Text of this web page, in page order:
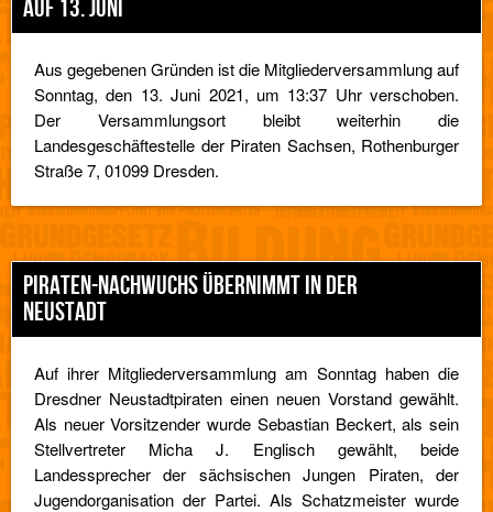
AUF 13. JUNI
Aus gegebenen Gründen ist die Mitgliederversammlung auf
Sonntag, den 13. Juni 2021, um 13:37 Uhr verschoben.
Der Versammlungsort bleibt weiterhin die
Landesgeschäftestelle der Piraten Sachsen, Rothenburger
Straße 7, 01099 Dresden.
PIRATEN-NACHWUCHS ÜBERNIMMT IN DER
NEUSTADT
Auf ihrer Mitgliederversammlung am Sonntag haben die
Dresdner Neustadtpiraten einen neuen Vorstand gewählt.
Als neuer Vorsitzender wurde Sebastian Beckert, als sein
Stellvertreter Micha J. Englisch gewählt, beide
Landessprecher der sächsischen Jungen Piraten, der
Jugendorganisation der Partei. Als Schatzmeister wurde